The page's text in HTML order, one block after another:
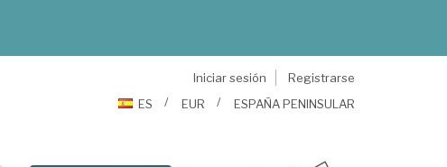
Iniciar sesión
Registrarse
ES
EUR ESPAÑA PENINSULAR